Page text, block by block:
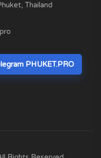
Thailand
PHUKET.PRO